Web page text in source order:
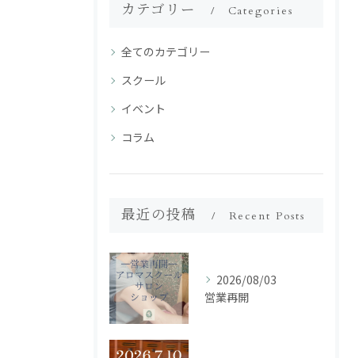
カテゴリー Categories
全てのカテゴリー
スクール
イベント
コラム
最近の投稿 Recent Posts
2026/08/03
営業再開